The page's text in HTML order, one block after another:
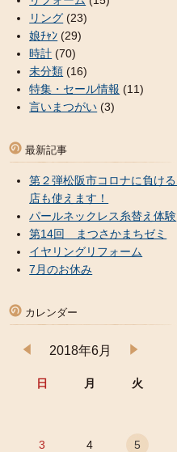
リング (23)
娘ﾁｬﾝ (29)
時計 (70)
未分類 (16)
特集・セール情報 (11)
言いまつがい (3)
最新記事
第２弾松阪市コロナに負け
店も使えます！
パールネックレス糸替え体験
第14回 まつさかまちゼミ
イヤリングリフォーム
7月のお休み
カレンダー
2018年6月
日 月 火
3 4 5